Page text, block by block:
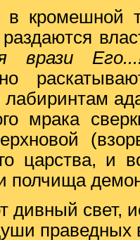
в кромешной
раздаются
врази
мрака
царства, и
полчища
дивный свет,
праведных